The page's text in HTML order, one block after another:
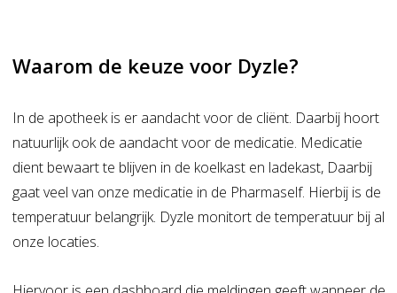
Waarom de keuze voor Dyzle?
In de apotheek is er aandacht voor de cliënt. Daarbij hoort
natuurlijk ook de aandacht voor de medicatie. Medicatie
dient bewaart te blijven in de koelkast en ladekast, Daarbij
gaat veel van onze medicatie in de Pharmaself. Hierbij is de
temperatuur belangrijk. Dyzle monitort de temperatuur bij al
onze locaties.